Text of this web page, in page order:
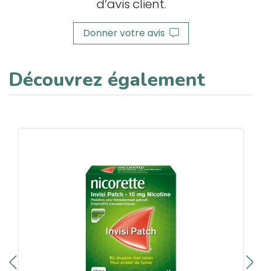
d’avis client.
Donner votre avis
Découvrez également